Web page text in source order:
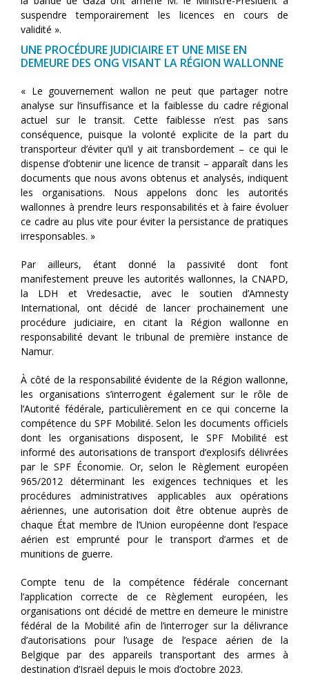
suspendre temporairement les licences en cours de
validité ».
UNE PROCÉDURE JUDICIAIRE ET UNE MISE EN
DEMEURE DES ONG VISANT LA RÉGION WALLONNE
« Le gouvernement wallon ne peut que partager notre
analyse sur l’insuffisance et la faiblesse du cadre régional
actuel sur le transit. Cette faiblesse n’est pas sans
conséquence, puisque la volonté explicite de la part du
transporteur d’éviter qu’il y ait transbordement – ce qui le
dispense d’obtenir une licence de transit – apparaît dans les
documents que nous avons obtenus et analysés, indiquent
les organisations. Nous appelons donc les autorités
wallonnes à prendre leurs responsabilités et à faire évoluer
ce cadre au plus vite pour éviter la persistance de pratiques
irresponsables. »
​​Par ailleurs, étant donné la passivité dont font
manifestement preuve les autorités wallonnes, la CNAPD,
la LDH et Vredesactie, avec le soutien d’Amnesty
International, ont décidé de lancer prochainement une
procédure judiciaire, en citant la Région wallonne en
responsabilité devant le tribunal de première instance de
Namur.
À côté de la responsabilité évidente de la Région wallonne,
les organisations s’interrogent également sur le rôle de
l’Autorité fédérale, particulièrement en ce qui concerne la
compétence du SPF Mobilité. Selon les documents officiels
dont les organisations disposent, le SPF Mobilité est
informé des autorisations de transport d’explosifs délivrées
par le SPF Économie. Or, selon le Règlement européen
965/2012 déterminant les exigences techniques et les
procédures administratives applicables aux opérations
aériennes, une autorisation doit être obtenue auprès de
chaque État membre de l’Union européenne dont l’espace
aérien est emprunté pour le transport d’armes et de
munitions de guerre.
Compte tenu de la compétence fédérale concernant
l’application correcte de ce Règlement européen, les
organisations ont décidé de mettre en demeure le ministre
fédéral de la Mobilité afin de l’interroger sur la délivrance
d’autorisations pour l’usage de l’espace aérien de la
Belgique par des appareils transportant des armes à
destination d’Israël depuis le mois d’octobre 2023.